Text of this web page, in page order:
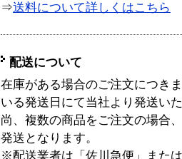
⇒送料について詳しくはこちら
配送について
在庫がある場合のご注文につき
いる発送日にて当社より発送い
尚、複数の商品をご注文の場合
発送となります。
※配送業者は「佐川急便」また